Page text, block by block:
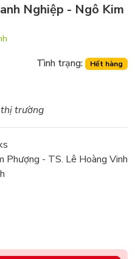
Nghiệp - Ngô Kim
Tình trạng: Hết hàng
trường
Phượng - TS. Lê Hoàng Vinh